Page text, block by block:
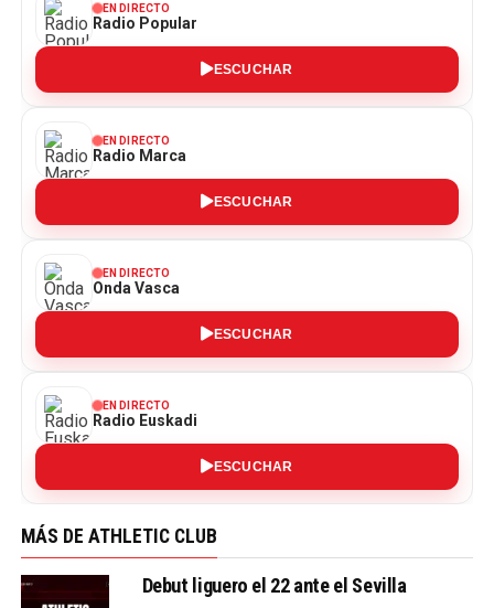
EN DIRECTO
Radio Popular
ESCUCHAR
EN DIRECTO
Radio Marca
ESCUCHAR
EN DIRECTO
Onda Vasca
ESCUCHAR
EN DIRECTO
Radio Euskadi
ESCUCHAR
MÁS DE ATHLETIC CLUB
Debut liguero el 22 ante el Sevilla